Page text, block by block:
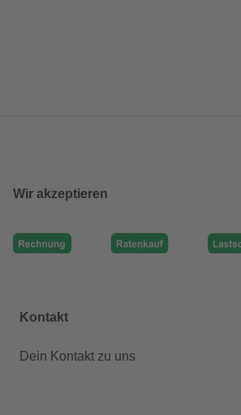
Wir akzeptieren
Kontakt
Dein Kontakt zu uns